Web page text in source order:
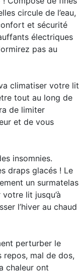
circule de l’eau,
et sécurité
électriques
pas au
climatiser votre lit
tout au long de
de limiter
et de vous
insomnies.
draps glacés ! Le
un surmatelas
lit jusqu’à
l’hiver au chaud
perturber le
repos, mal de dos,
chaleur ont